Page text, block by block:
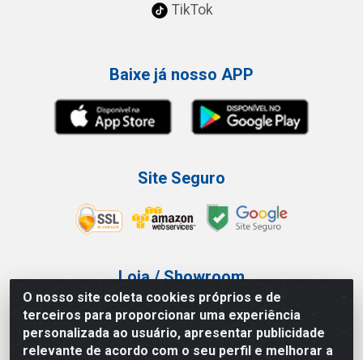
O nosso site coleta cookies próprios e de
terceiros para proporcionar uma experiência
personalizada ao usuário, apresentar publicidade
relevante de acordo com o seu perfil e melhorar a
TikTok
Baixe já nosso APP
Site Seguro
Loja / Showroom
Tel.: (11) 3227-0546
Av Vautier, 587/597 - Pari - São Paulo/SP